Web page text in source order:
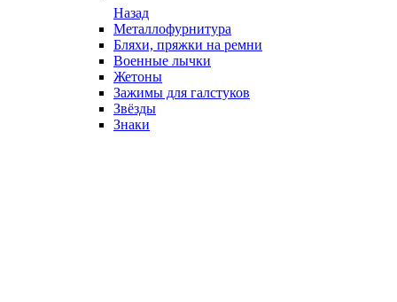
Назад
Металлофурнитура
Бляхи, пряжки на ремни
Военные лычки
Жетоны
Зажимы для галстуков
Звёзды
Знаки